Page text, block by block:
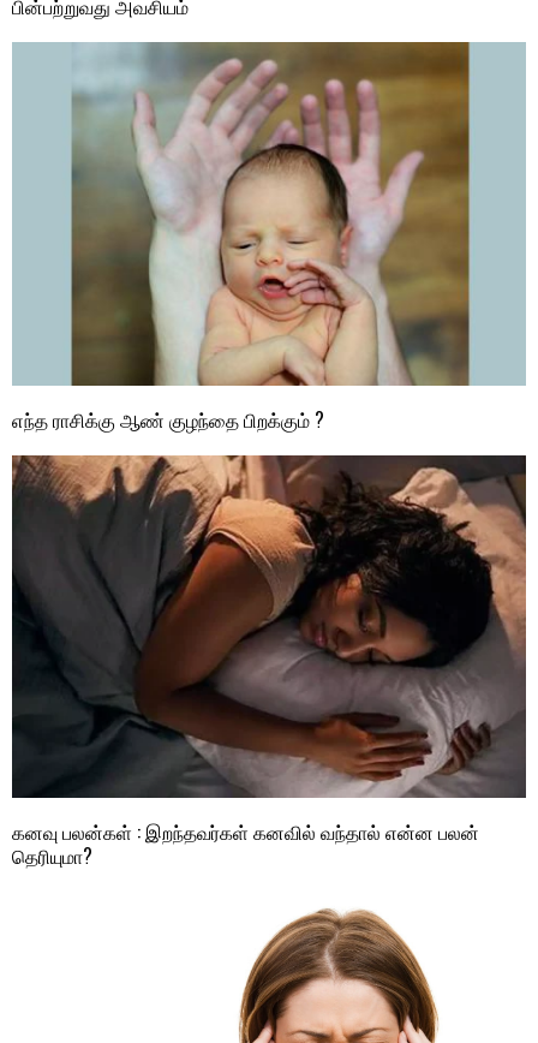
பின்பற்றுவது அவசியம்
எந்த ராசிக்கு ஆண் குழந்தை பிறக்கும் ?
கனவு பலன்கள் : இறந்தவர்கள் கனவில் வந்தால் என்ன பலன்
தெரியுமா?